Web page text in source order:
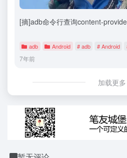
[摘]adb命令行查询content-
adb Android # adb # Android
7年前
加载更多